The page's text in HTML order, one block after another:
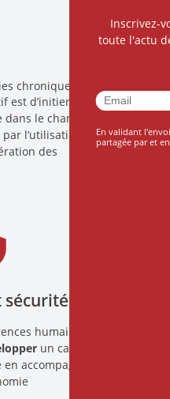
chroniques.
est d’initier
le champ des
l’utilisation de
des
sécurité
humaines et
un cadre
accompagnant
Inscrivez-
toute l'actu
En validant
partagée par et